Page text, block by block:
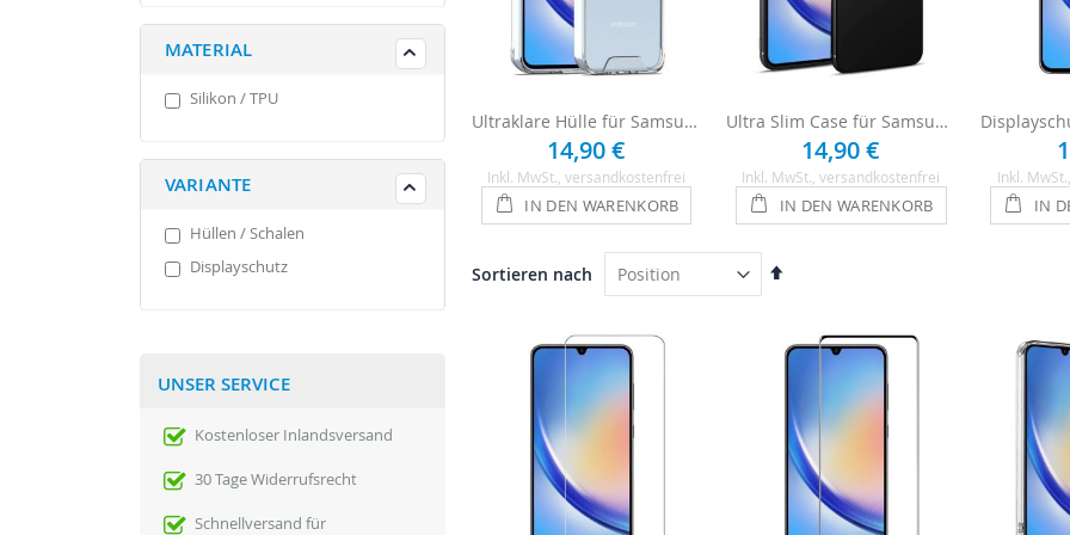
Ultraklare Hülle für Samsung Galaxy A34 - Transparent
14,90 €
Inkl. MwSt. , versandkostenfrei
IN DEN WARENKORB
Ultra Slim Case für Samsung Galaxy A34 - Schwarz
14,90 €
Inkl. MwSt. , versandkostenfrei
IN DEN WARENKORB
Inkl. MwSt.
IN
Sortieren nach
In
MATERIAL
Silikon / TPU
VARIANTE
Hüllen / Schalen
Displayschutz
UNSER SERVICE
Kostenloser Inlandsversand
30 Tage Widerrufsrecht
Schnellversand für